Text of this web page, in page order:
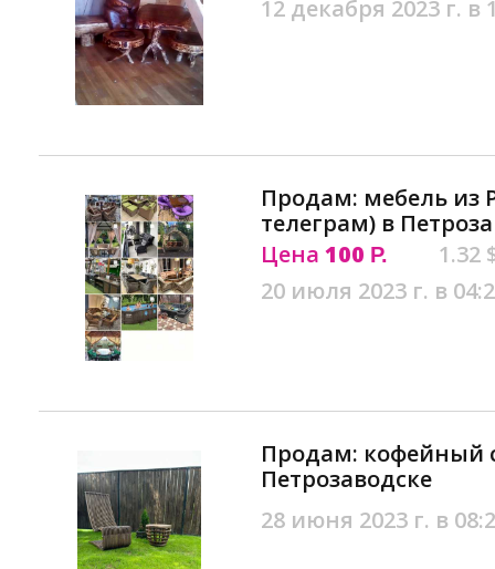
12 декабря 2023 г. в
Продам: мебель из
телеграм) в
Цена 100 Р.
1.32
20 июля 2023 г. в
Продам: кофейный
Петрозаводске
28 июня 2023 г. в